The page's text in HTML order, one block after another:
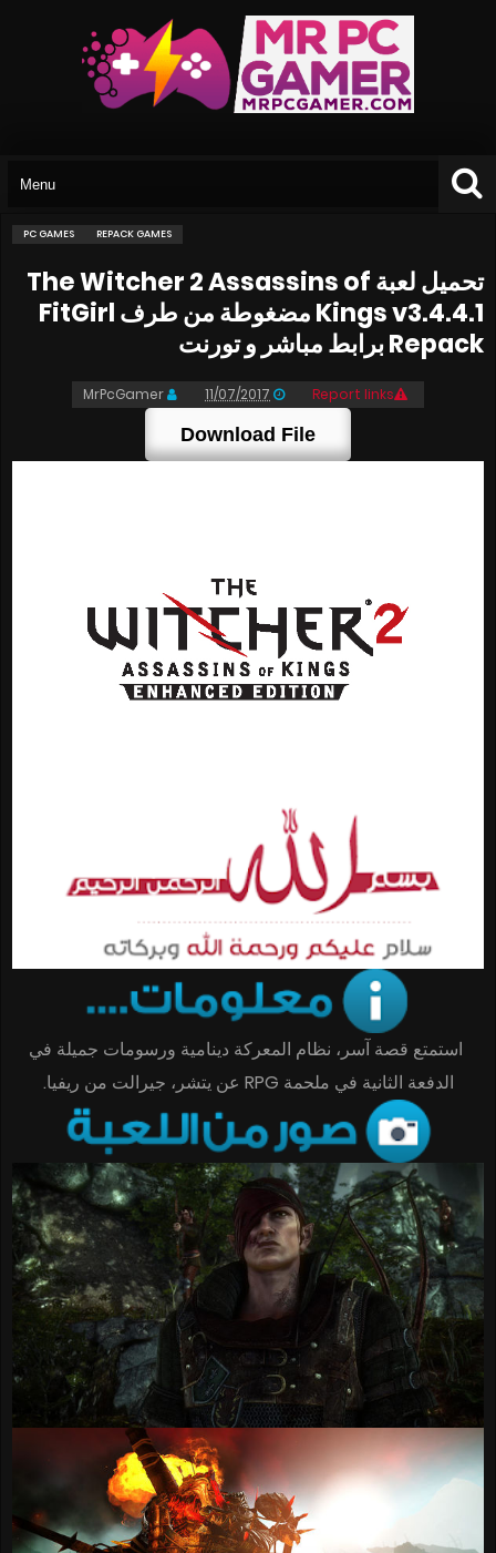
PC GAMES REPACK GAMES
تحميل لعبة The Witcher 2 Assassins of
Kings v3.4.4.1 مضغوطة من طرف FitGirl
Repack برابط مباشر و تورنت
MrPcGamer 11/07/2017 Report links
Download File
استمتع قصة آسر، نظام المعركة دينامية ورسومات جميلة في
الدفعة الثانية في ملحمة RPG عن يتشر، جيرالت من ريفيا.